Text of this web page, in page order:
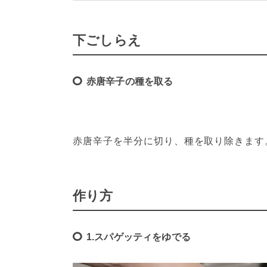
下ごしらえ
赤唐辛子の種を取る
赤唐辛子を半分に切り、種を取り除きます
作り方
1.スパゲッティをゆでる